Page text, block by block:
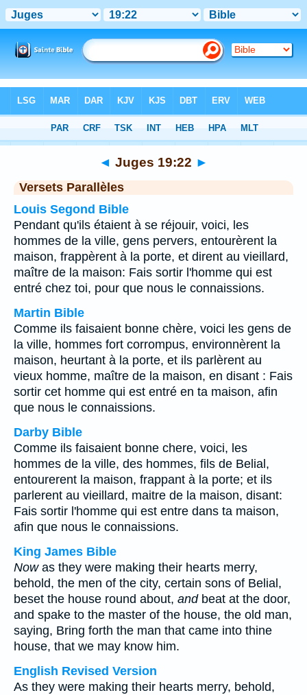
Chapitre 19> Verset 22
◄ Juges 19:22 ►
Versets Parallèles
Louis Segond Bible
Pendant qu'ils étaient à se réjouir, voici, les
hommes de la ville, gens pervers, entourèrent la
maison, frappèrent à la porte, et dirent au vieillard,
maître de la maison: Fais sortir l'homme qui est
entré chez toi, pour que nous le connaissions.
Martin Bible
Comme ils faisaient bonne chère, voici les gens de
la ville, hommes fort corrompus, environnèrent la
maison, heurtant à la porte, et ils parlèrent au
vieux homme, maître de la maison, en disant : Fais
sortir cet homme qui est entré en ta maison, afin
que nous le connaissions.
Darby Bible
Comme ils faisaient bonne chere, voici, les
hommes de la ville, des hommes, fils de Belial,
entourerent la maison, frappant à la porte; et ils
parlerent au vieillard, maitre de la maison, disant:
Fais sortir l'homme qui est entre dans ta maison,
afin que nous le connaissions.
King James Bible
Nowas they were making their hearts merry,
behold, the men of the city, certain sons of Belial,
beset the house round about, andbeat at the door,
and spake to the master of the house, the old man,
saying, Bring forth the man that came into thine
house, that we may know him.
English Revised Version
As they were making their hearts merry, behold,